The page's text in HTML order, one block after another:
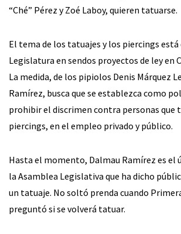
“Ché” Pérez y Zoé Laboy, quieren tatuarse.
El tema de los tatuajes y los piercings está
Legislatura en sendos proyectos de ley en
La medida, de los pipiolos Denis Márquez
Ramírez, busca que se establezca como
prohibir el discrimen contra personas que
piercings, en el empleo privado y público.
Hasta el momento, Dalmau Ramírez es el
la Asamblea Legislativa que ha dicho
un tatuaje. No soltó prenda cuando
preguntó si se volverá tatuar.